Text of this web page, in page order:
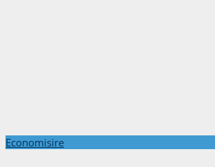
Economisire